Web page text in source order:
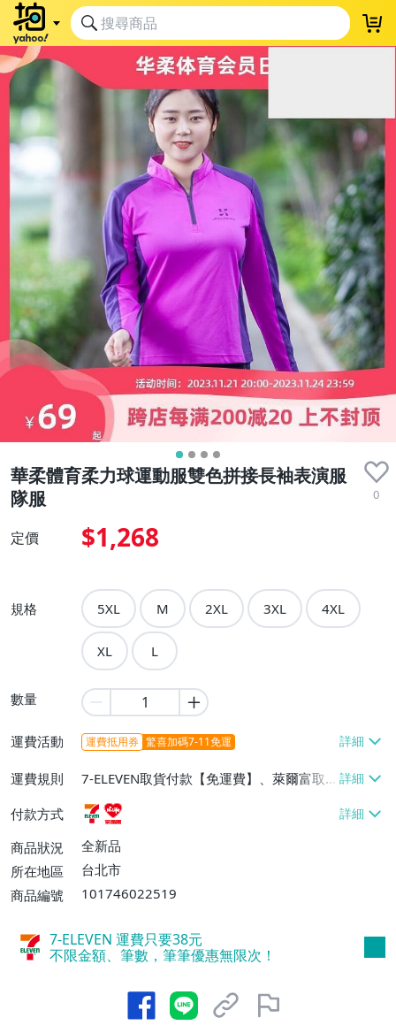
華柔體育柔力球運動服雙色拼接長袖表演服
隊服
0
定價 $1,268
規格 5XL M 2XL 3XL 4XL
XL L
數量
運費活動 運費抵用券 驚喜加碼7-11免運
運費規則
7-ELEVEN取貨付款【免運費】、萊爾富取
貨付款【免運費】
付款方式
商品狀況
全新品
所在地區
台北市
商品編號
101746022519
7-ELEVEN 運費只要38元
不限金額、筆數，筆筆優惠無限次！